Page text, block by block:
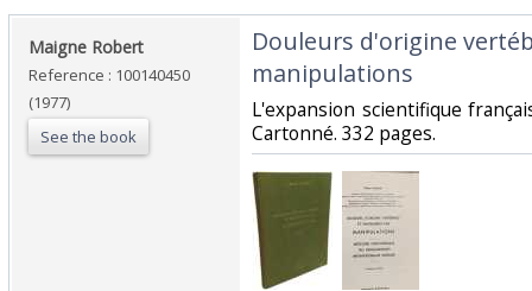
‎Maigne Robert‎
Reference : 100140450
(1977)
See the book
‎Douleurs d'origine
manipulations‎
‎L'expansion scientifique
Cartonné. 332 pages.‎